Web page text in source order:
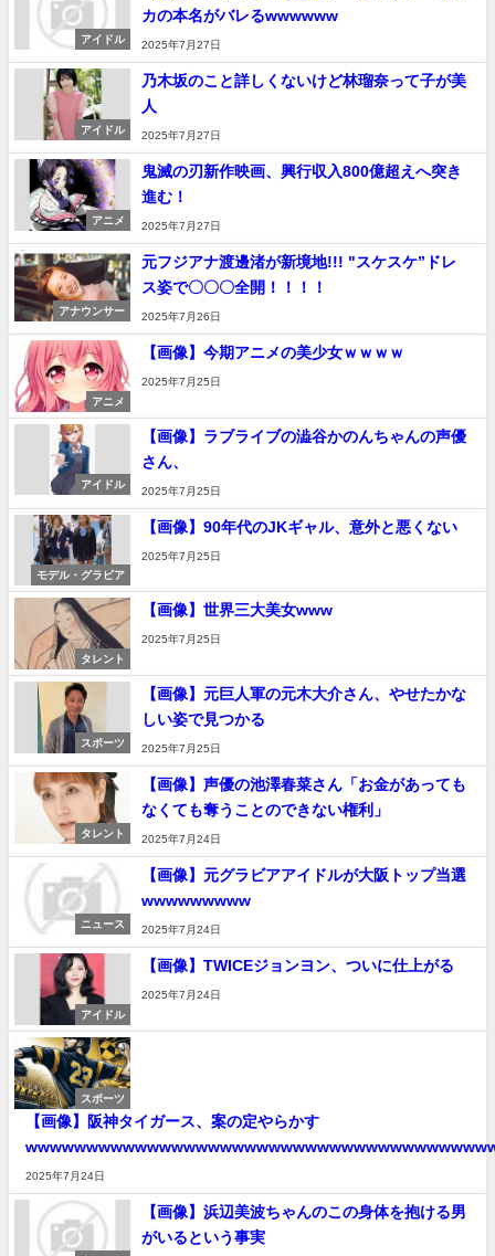
アイドル
カの本名がバレるwwwwww
2025年7月27日
アイドル
乃木坂のこと詳しくないけど林瑠奈って子が美
人
2025年7月27日
アニメ
鬼滅の刃新作映画、興行収入800億超えへ突き
進む！
2025年7月27日
アナウンサー
元フジアナ渡邊渚が新境地!!! "スケスケ”ドレ
ス姿で〇〇〇全開！！！！
2025年7月26日
アニメ
【画像】今期アニメの美少女ｗｗｗｗ
2025年7月25日
アイドル
【画像】ラブライブの澁谷かのんちゃんの声優
さん、
2025年7月25日
モデル・グラビア
【画像】90年代のJKギャル、意外と悪くない
2025年7月25日
タレント
【画像】世界三大美女www
2025年7月25日
スポーツ
【画像】元巨人軍の元木大介さん、やせたかな
しい姿で見つかる
2025年7月25日
タレント
【画像】声優の池澤春菜さん「お金があっても
なくても奪うことのできない権利」
2025年7月24日
ニュース
【画像】元グラビアアイドルが大阪トップ当選
wwwwwwwww
2025年7月24日
アイドル
【画像】TWICEジョンヨン、ついに仕上がる
2025年7月24日
スポーツ
【画像】阪神タイガース、案の定やらかす
2025年7月24日
【画像】浜辺美波ちゃんのこの身体を抱ける男
がいるという事実